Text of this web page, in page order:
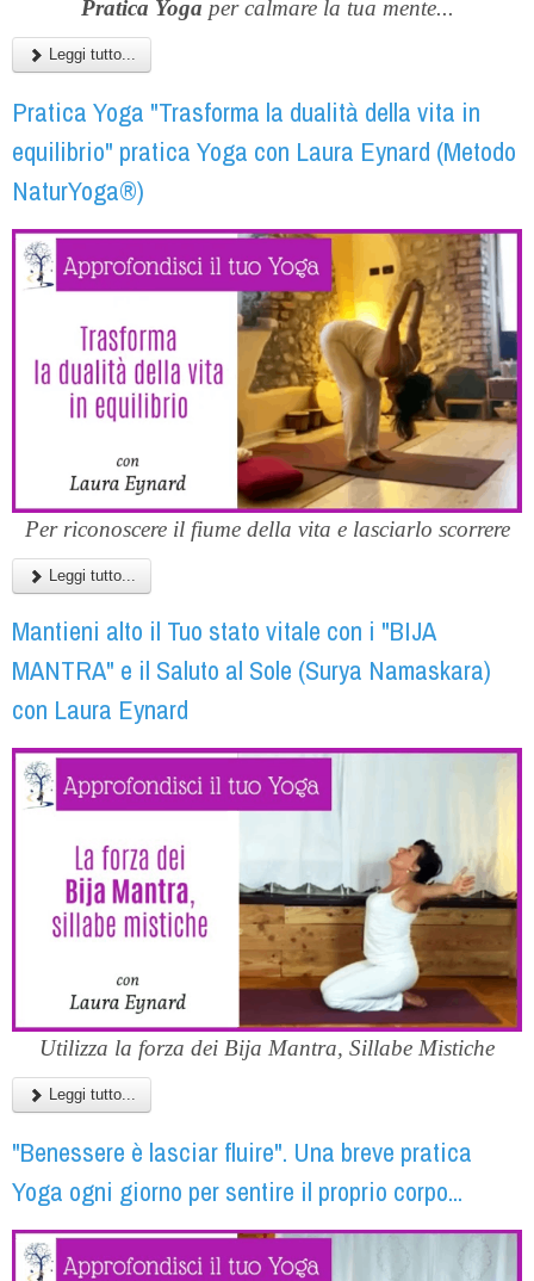
Pratica Yoga per calmare la tua mente...
Leggi tutto...
Pratica Yoga "Trasforma la dualità della vita in
equilibrio" pratica Yoga con Laura Eynard (Metodo
NaturYoga®)
Per riconoscere il fiume della vita e lasciarlo scorrere
Leggi tutto...
Mantieni alto il Tuo stato vitale con i "BIJA
MANTRA" e il Saluto al Sole (Surya Namaskara)
con Laura Eynard
Utilizza la forza dei Bija Mantra, Sillabe Mistiche
Leggi tutto...
"Benessere è lasciar fluire". Una breve pratica
Yoga ogni giorno per sentire il proprio corpo...